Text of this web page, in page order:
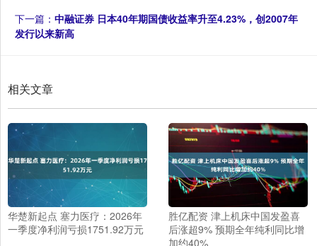
下一篇： 中融证券 日本40年期国债收益率升至4.23%，创2007年
发行以来新高
相关文章
华楚新起点 塞力医疗：2026年
一季度净利润亏损1751.92万元
胜亿配资 津上机床中国发盈喜
后涨超9% 预期全年纯利同比增
加约40%